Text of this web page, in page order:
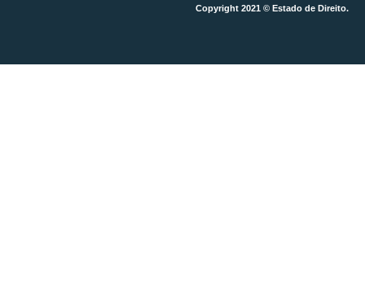
Copyright 2021 © Estado de Direito.